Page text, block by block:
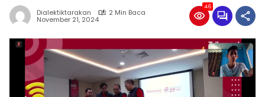
Dialektiktarakan 2 Min Baca
November 21, 2024
46